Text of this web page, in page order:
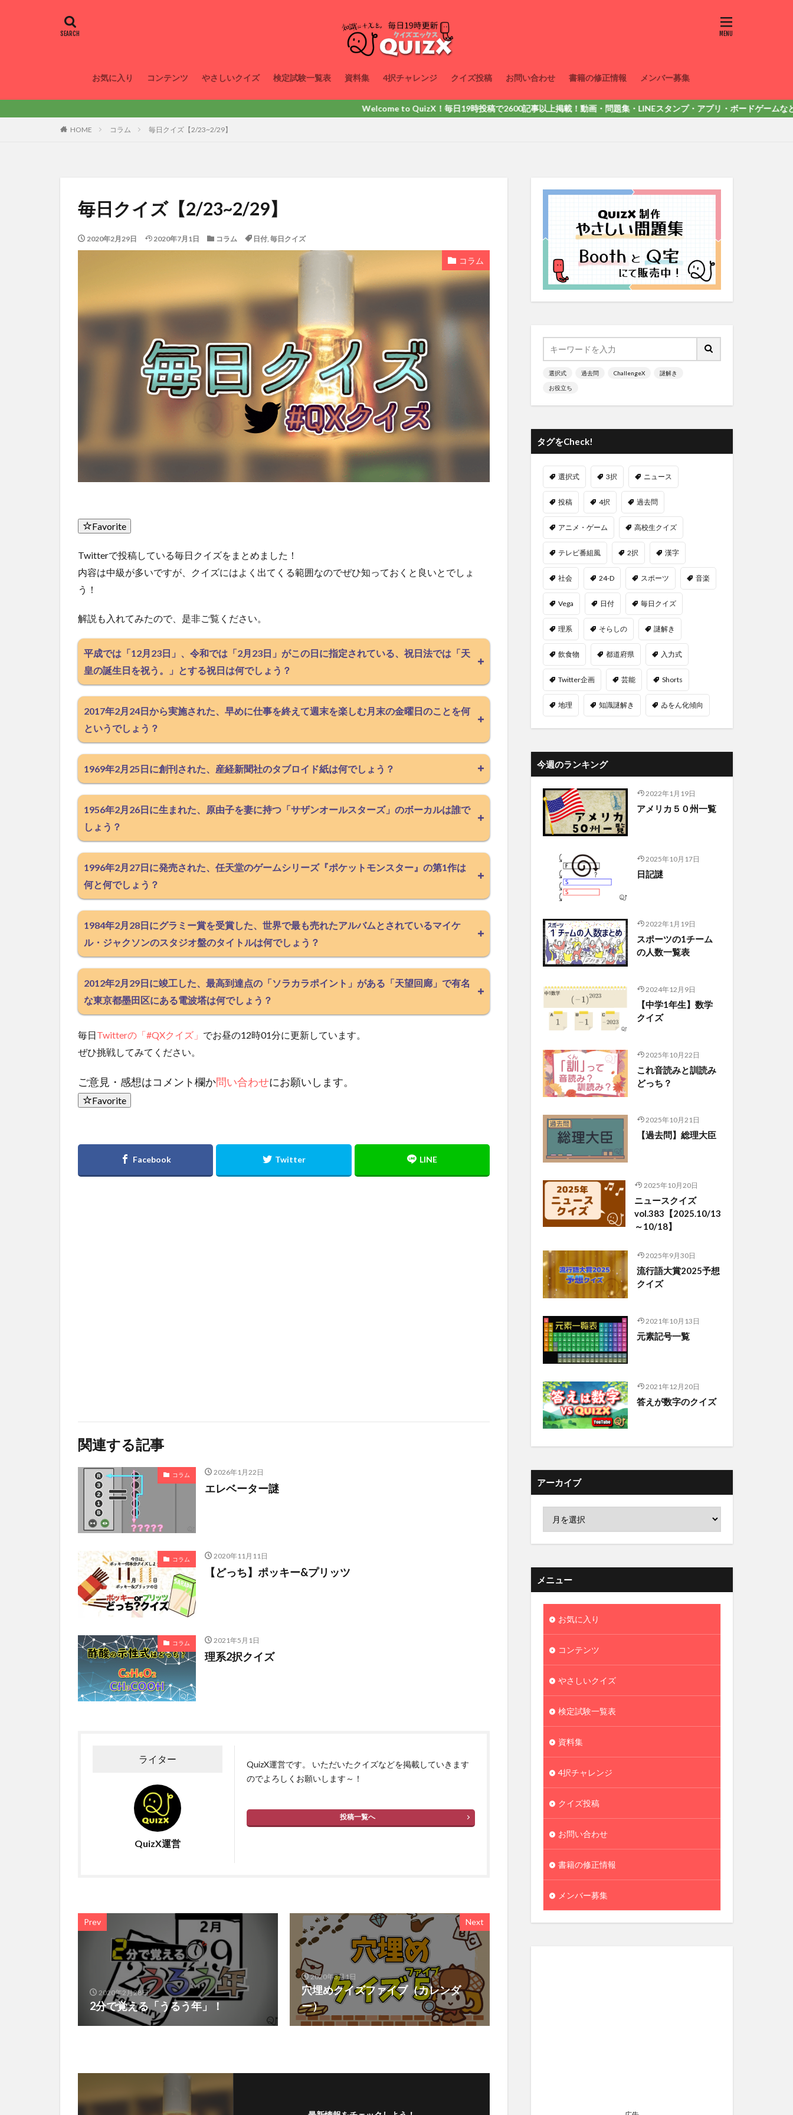
お気に入り コンテンツ やさしいクイズ 検定試験一覧表 資料集 4択チャレンジ クイズ投稿 お問い合わせ 書籍の修正情報 メンバー募集
Welcome to QuizX！毎日19時投稿で2600記事以上掲載！動画・問題集・LINEスタンプ・アプリ・ボードゲームなど色々出しています
HOME コラム 毎日クイズ【2/23~2/29】
毎日クイズ【2/23~2/29】
2020年2月29日 2020年7月1日 コラム 日付, 毎日クイズ
コラム
Favorite
Twitterで投稿している毎日クイズをまとめました！
内容は中級が多いですが、クイズにはよく出てくる範囲なのでぜひ知っておくと良いとでしょ
う！
解説も入れてみたので、是非ご覧ください。
平成では「12月23日」、令和では「2月23日」がこの日に指定されている、祝日法では「天
皇の誕生日を祝う。」とする祝日は何でしょう？
2017年2月24日から実施された、早めに仕事を終えて週末を楽しむ月末の金曜日のことを何
というでしょう？
1969年2月25日に創刊された、産経新聞社のタブロイド紙は何でしょう？
1956年2月26日に生まれた、原由子を妻に持つ「サザンオールスターズ」のボーカルは誰で
しょう？
1996年2月27日に発売された、任天堂のゲームシリーズ『ポケットモンスター』の第1作は
何と何でしょう？
1984年2月28日にグラミー賞を受賞した、世界で最も売れたアルバムとされているマイケ
ル・ジャクソンのスタジオ盤のタイトルは何でしょう？
2012年2月29日に竣工した、最高到達点の「ソラカラポイント」がある「天望回廊」で有名
な東京都墨田区にある電波塔は何でしょう？
毎日Twitterの「#QXクイズ」 でお昼の12時01分に更新しています。
ぜひ挑戦してみてください。
ご意見・感想はコメント欄か問い合わせにお願いします。
Favorite
関連する記事
コラム 2026年1月22日
エレベーター謎
コラム 2020年11月11日
【どっち】ポッキー&プリッツ
コラム 2021年5月1日
理系2択クイズ
ライター
QuizX運営
QuizX運営です。 いただいたクイズなどを掲載していきます
のでよろしくお願いします～！
投稿一覧へ
Prev
2020年2月28日
2分で覚える「うるう年」！
Next
2020年3月1日
穴埋めクイズファイブ（カレンダ
ー）
選択式 過去問 ChallengeX 謎解き
お役立ち
タグをCheck!
選択式 3択 ニュース
投稿 4択 過去問
アニメ・ゲーム 高校生クイズ
テレビ番組風 2択 漢字
社会 24-D スポーツ 音楽
Vega 日付 毎日クイズ
理系 そらしの 謎解き
飲食物 都道府県 入力式
Twitter企画 芸能 Shorts
地理 知識謎解き ゐをん化傾向
今週のランキング
2022年1月19日
アメリカ５０州一覧
2025年10月17日
日記謎
2022年1月19日
スポーツの1チーム
の人数一覧表
2024年12月9日
【中学1年生】数学
クイズ
2025年10月22日
これ音読みと訓読み
どっち？
2025年10月21日
【過去問】総理大臣
2025年10月20日
ニュースクイズ
vol.383【2025.10/13
～10/18】
2025年9月30日
流行語大賞2025予想
クイズ
2021年10月13日
元素記号一覧
2021年12月20日
答えが数字のクイズ
アーカイブ
メニュー
お気に入り
コンテンツ
やさしいクイズ
検定試験一覧表
資料集
4択チャレンジ
クイズ投稿
お問い合わせ
書籍の修正情報
メンバー募集